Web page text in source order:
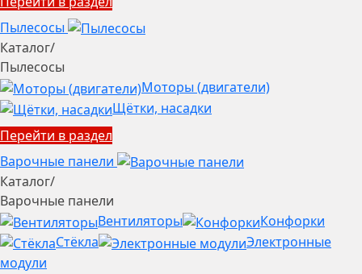
Пылесосы
Каталог/
Пылесосы
Моторы (двигатели)
Щётки, насадки
Перейти в раздел
Варочные панели
Каталог/
Варочные панели
Вентиляторы
Конфорки
Стёкла
Электронные
модули